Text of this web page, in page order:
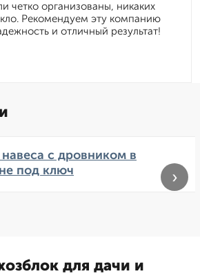
четко организованы, никаких
Рекомендуем эту компанию
и отличный результат!
с дровником в
под ключ
›
для дачи и